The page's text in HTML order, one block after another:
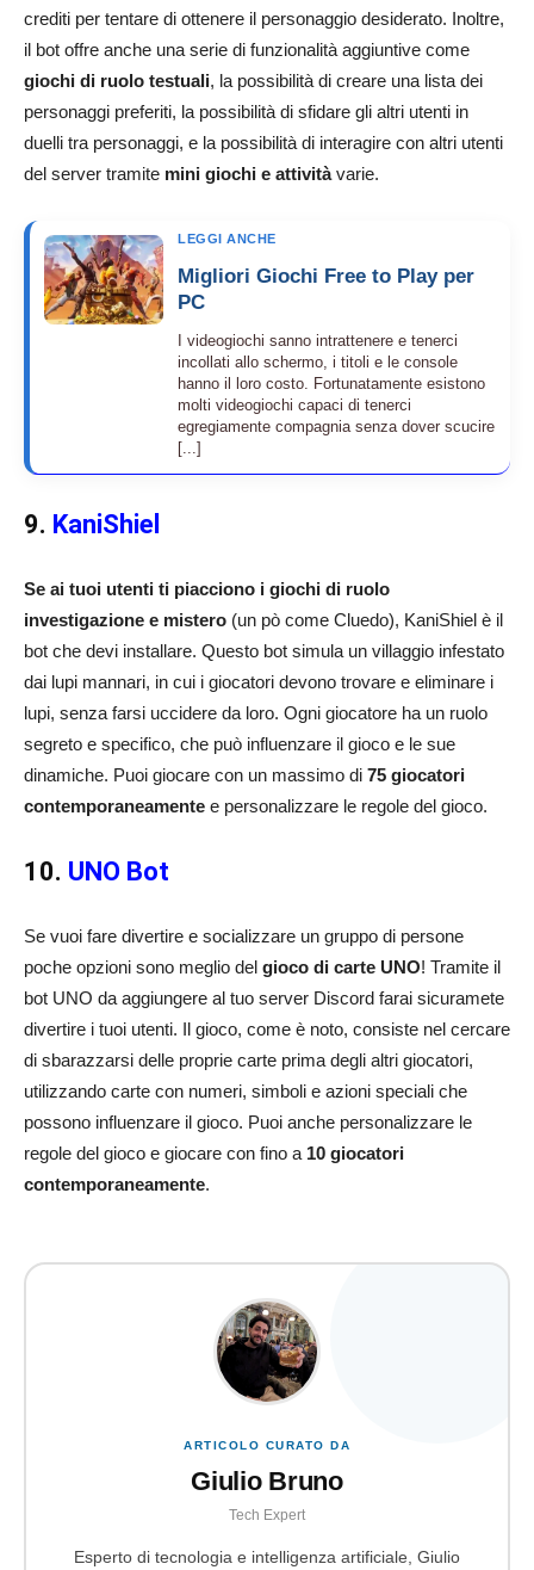
crediti per tentare di ottenere il personaggio desiderato. Inoltre,
il bot offre anche una serie di funzionalità aggiuntive come
giochi di ruolo testuali, la possibilità di creare una lista dei
personaggi preferiti, la possibilità di sfidare gli altri utenti in
duelli tra personaggi, e la possibilità di interagire con altri utenti
del server tramite mini giochi e attivitàvarie.
LEGGI ANCHE
Migliori Giochi Free to Play per
PC
I videogiochi sanno intrattenere e tenerci
incollati allo schermo, i titoli e le console
hanno il loro costo. Fortunatamente esistono
molti videogiochi capaci di tenerci
egregiamente compagnia senza dover scucire
[...]
9. KaniShiel
Se ai tuoi utenti ti piacciono i giochi di ruolo
investigazione e mistero (un pò come Cluedo), KaniShiel è il
bot che devi installare. Questo bot simula un villaggio infestato
dai lupi mannari, in cui i giocatori devono trovare e eliminare i
lupi, senza farsi uccidere da loro. Ogni giocatore ha un ruolo
segreto e specifico, che può influenzare il gioco e le sue
dinamiche. Puoi giocare con un massimo di 75 giocatori
contemporaneamente e personalizzare le regole del gioco.
10. UNO Bot
Se vuoi fare divertire e socializzare un gruppo di persone
poche opzioni sono meglio del gioco di carte UNO! Tramite il
bot UNO da aggiungere al tuo server Discord farai sicuramete
divertire i tuoi utenti. Il gioco, come è noto, consiste nel cercare
di sbarazzarsi delle proprie carte prima degli altri giocatori,
utilizzando carte con numeri, simboli e azioni speciali che
possono influenzare il gioco. Puoi anche personalizzare le
regole del gioco e giocare con fino a 10 giocatori
contemporaneamente.
ARTICOLO CURATO DA
Giulio Bruno
Tech Expert
Esperto di tecnologia e intelligenza artificiale, Giulio